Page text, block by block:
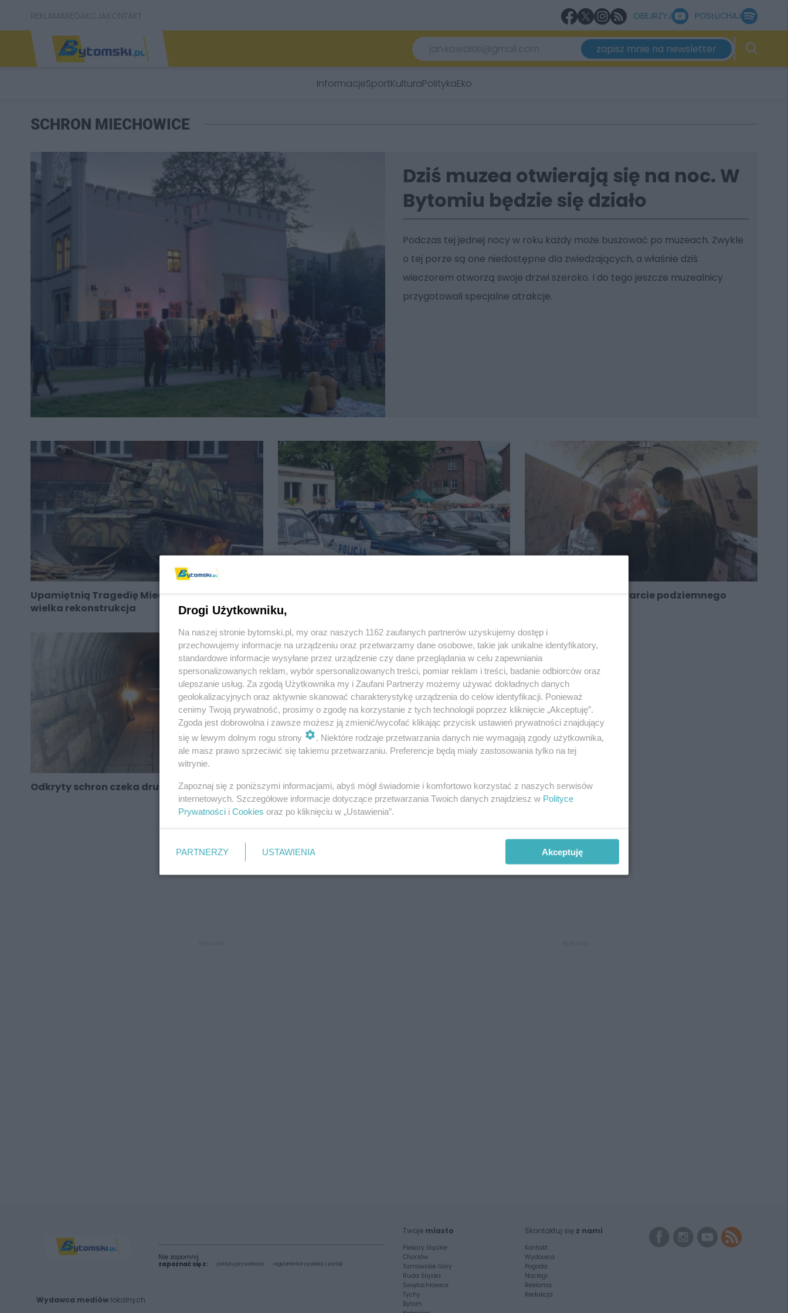
REKLAMAREDAKCJAKONTAKT OBEJRZYJ POSŁUCHAJ
zapisz mnie na newsletter
InformacjeSportKulturaPolitykaEko
SCHRON MIECHOWICE
Dziś muzea otwierają się na noc. W
Bytomiu będzie się działo
Podczas tej jednej nocy w roku każdy może buszować po muzeach. Zwykle
o tej porze są one niedostępne dla zwiedzających, a właśnie dziś
wieczorem otworzą swoje drzwi szeroko. I do tego jeszcze muzealnicy
przygotowali specjalne atrakcje.
Upamiętnią Tragedię Miechowicką. Dziś
wielka rekonstrukcja
PRL-u"
Bytom. Ponowne otwarcie podziemnego
Odkryty schron czeka drugie życie
Wydawca mediów lokalnych
Nie zapomnij
zapoznać się z:
polityką prywatności regulamin korzystania z portali
Twoje miasto
Piekary Śląskie
Chorzów
Tarnowskie Góry
Ruda Śląska
Świętochłowice
Tychy
Bytom
Skontaktuj się z nami
Kontakt
Wydawca
Pogoda
Noclegi
Reklama
Redakcja
Drogi Użytkowniku,
Na naszej stronie bytomski.pl, my oraz naszych 1162 zaufanych partnerów uzyskujemy dostęp i
przechowujemy informacje na urządzeniu oraz przetwarzamy dane osobowe, takie jak unikalne identyfikatory,
standardowe informacje wysyłane przez urządzenie czy dane przeglądania w celu zapewniania
spersonalizowanych reklam, wybór spersonalizowanych treści, pomiar reklam i treści, badanie odbiorców oraz
ulepszanie usług. Za zgodą Użytkownika my i Zaufani Partnerzy możemy używać dokładnych danych
geolokalizacyjnych oraz aktywnie skanować charakterystykę urządzenia do celów identyfikacji. Ponieważ
cenimy Twoją prywatność, prosimy o zgodę na korzystanie z tych technologii poprzez kliknięcie „Akceptuję”.
Zgoda jest dobrowolna i zawsze możesz ją zmienić/wycofać klikając przycisk ustawień prywatności znajdujący
się w lewym dolnym rogu strony
. Niektóre rodzaje przetwarzania danych nie wymagają zgody użytkownika,
ale masz prawo sprzeciwić się takiemu przetwarzaniu. Preferencje będą miały zastosowania tylko na tej
witrynie.
Zapoznaj się z poniższymi informacjami, abyś mógł świadomie i komfortowo korzystać z naszych serwisów
internetowych. Szczegółowe informacje dotyczące przetwarzania Twoich danych znajdziesz w Polityce
Prywatności i Cookies oraz po kliknięciu w „Ustawienia”.
PARTNERZY USTAWIENIA Akceptuję